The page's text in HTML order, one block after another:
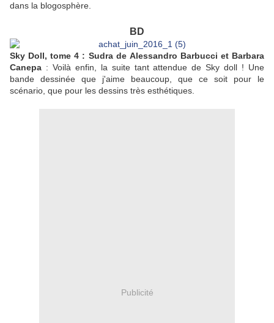
dans la blogosphère.
BD
Sky Doll, tome 4 : Sudra de Alessandro Barbucci et Barbara
Canepa : Voilà enfin, la suite tant attendue de Sky doll ! Une
bande dessinée que j'aime beaucoup, que ce soit pour le
scénario, que pour les dessins très esthétiques.
Publicité